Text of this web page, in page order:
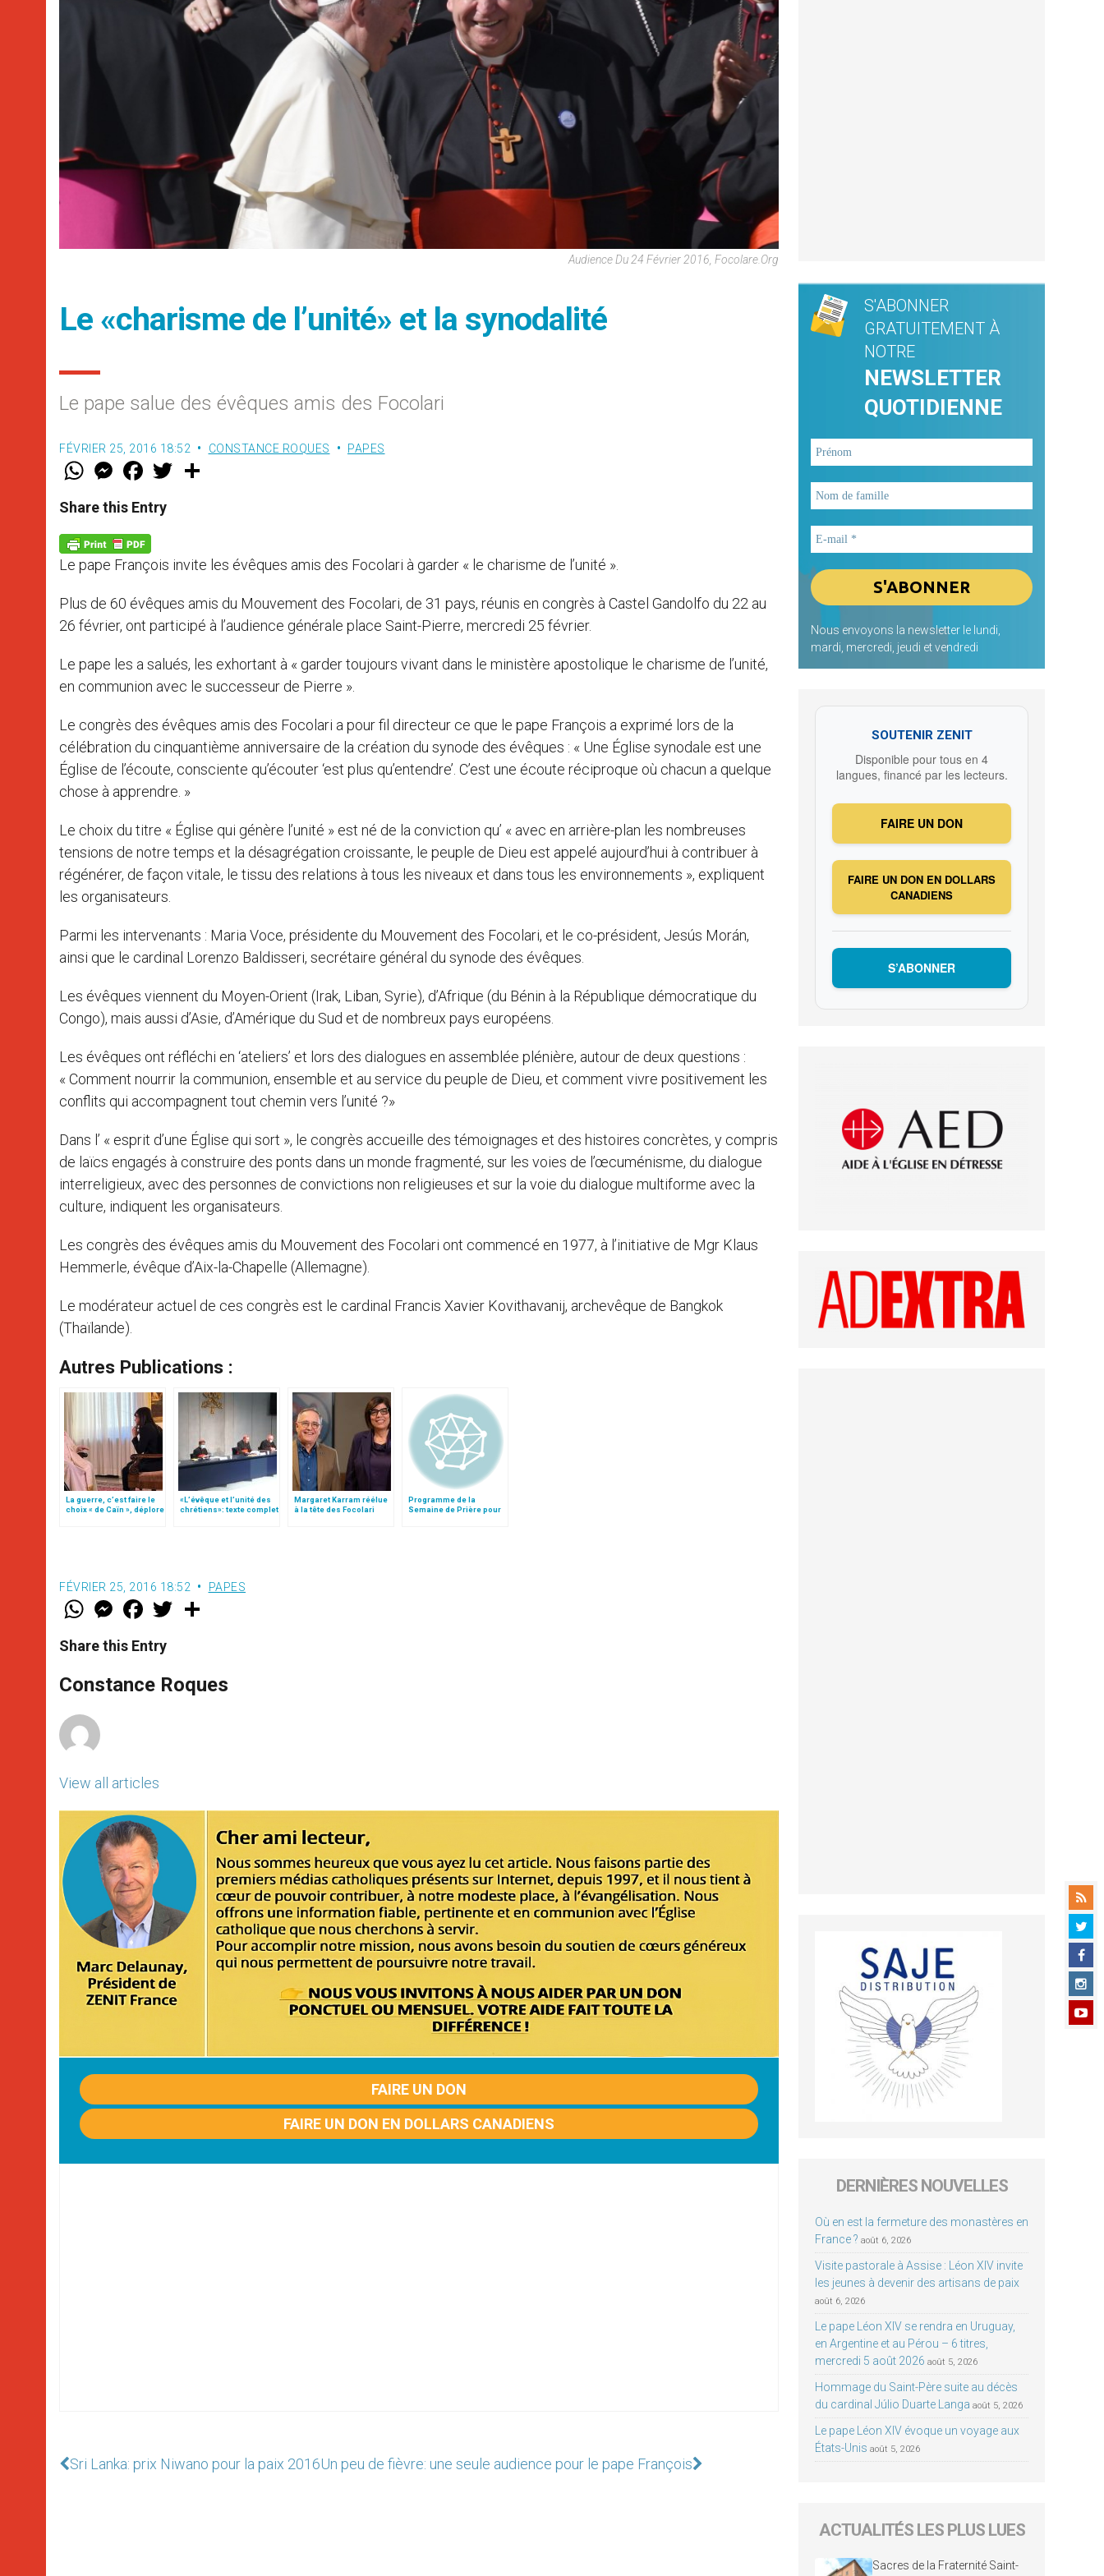
Audience Du 24 Février 2016, Focolare.org
Le «charisme de l’unité» et la synodalité
Le pape salue des évêques amis des Focolari
FÉVRIER 25, 2016 18:52 CONSTANCE ROQUES PAPES
W
t
s
p
p
M
e
s
e
g
e
r
F
a
e
b
o
k
w
Share this Entry
Le pape François invite les évêques amis des Focolari à garder « le charisme de l’unité ».
Plus de 60 évêques amis du Mouvement des Focolari, de 31 pays, réunis en congrès à Castel Gandolfo du 22 au
26 février, ont participé à l’audience générale place Saint-Pierre, mercredi 25 février.
Le pape les a salués, les exhortant à « garder toujours vivant dans le ministère apostolique le charisme de l’unité,
en communion avec le successeur de Pierre ».
Le congrès des évêques amis des Focolari a pour fil directeur ce que le pape François a exprimé lors de la
célébration du cinquantième anniversaire de la création du synode des évêques : « Une Église synodale est une
Église de l’écoute, consciente qu’écouter ‘est plus qu’entendre’. C’est une écoute réciproque où chacun a quelque
chose à apprendre. »
Le choix du titre « Église qui génère l’unité » est né de la conviction qu’ « avec en arrière-plan les nombreuses
tensions de notre temps et la désagrégation croissante, le peuple de Dieu est appelé aujourd’hui à contribuer à
régénérer, de façon vitale, le tissu des relations à tous les niveaux et dans tous les environnements », expliquent
les organisateurs.
Parmi les intervenants : Maria Voce, présidente du Mouvement des Focolari, et le co-président, Jesús Morán,
ainsi que le cardinal Lorenzo Baldisseri, secrétaire général du synode des évêques.
Les évêques viennent du Moyen-Orient (Irak, Liban, Syrie), d’Afrique (du Bénin à la République démocratique du
Congo), mais aussi d’Asie, d’Amérique du Sud et de nombreux pays européens.
Les évêques ont réfléchi en ‘ateliers’ et lors des dialogues en assemblée plénière, autour de deux questions :
« Comment nourrir la communion, ensemble et au service du peuple de Dieu, et comment vivre positivement les
conflits qui accompagnent tout chemin vers l’unité ?»
Dans l’ « esprit d’une Église qui sort », le congrès accueille des témoignages et des histoires concrètes, y compris
de laïcs engagés à construire des ponts dans un monde fragmenté, sur les voies de l’œcuménisme, du dialogue
interreligieux, avec des personnes de convictions non religieuses et sur la voie du dialogue multiforme avec la
culture, indiquent les organisateurs.
Les congrès des évêques amis du Mouvement des Focolari ont commencé en 1977, à l’initiative de Mgr Klaus
Hemmerle, évêque d’Aix-la-Chapelle (Allemagne).
Le modérateur actuel de ces congrès est le cardinal Francis Xavier Kovithavanij, archevêque de Bangkok
(Thaïlande).
Autres Publications :
La guerre, c’est faire le
choix « de Caïn », déplore
«L’évêque et l’unité des
chrétiens»: texte complet
Margaret Karram réélue
à la tête des Focolari
Programme de la
Semaine de Prière pour
FÉVRIER 25, 2016 18:52 PAPES
W
t
s
p
p
M
e
s
e
g
e
F
a
e
b
o
k
w
r
Share this Entry
Constance Roques
View all articles
FAIRE UN DON
FAIRE UN DON EN DOLLARS CANADIENS
Sri Lanka: prix Niwano pour la paix 2016Un peu de fièvre: une seule audience pour le pape François
S'ABONNER
GRATUITEMENT À
NOTRE
NEWSLETTER
QUOTIDIENNE
Nous envoyons la newsletter le lundi,
mardi, mercredi, jeudi et vendredi
SOUTENIR ZENIT
Disponible pour tous en 4
langues, financé par les lecteurs.
FAIRE UN DON
FAIRE UN DON EN DOLLARS
CANADIENS
S’ABONNER
DERNIÈRES NOUVELLES
Où en est la fermeture des monastères en
France ? août 6, 2026
Visite pastorale à Assise : Léon XIV invite
les jeunes à devenir des artisans de paix
août 6, 2026
Le pape Léon XIV se rendra en Uruguay,
en Argentine et au Pérou – 6 titres,
mercredi 5 août 2026 août 5, 2026
Hommage du Saint-Père suite au décès
du cardinal Júlio Duarte Langa août 5, 2026
Le pape Léon XIV évoque un voyage aux
États-Unis août 5, 2026
ACTUALITÉS LES PLUS LUES
Sacres de la Fraternité Saint-